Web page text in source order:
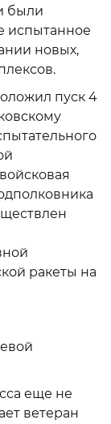
были
испытанное
новых,
пуск 4
ракеты на
еще не
ветеран